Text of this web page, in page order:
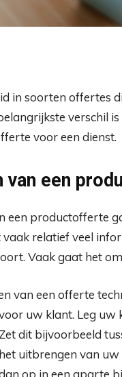
in soorten offertes
verschil
voor een dienst.
van een
een productofferte
relatief veel
Vaak gaat het
van een offerte
uw klant. Leg uw
dit bijvoorbeeld
uitbrengen van
op in een aparte